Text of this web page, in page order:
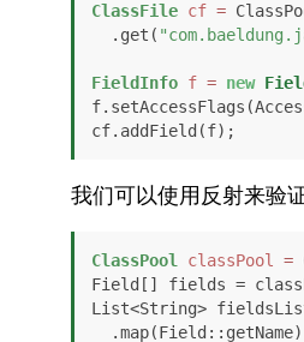
ClassFile cf =
  .get(
FieldInfo f = new
我们可以使用反射来验
ClassPool classPool =
Field[] fields =
List<String>